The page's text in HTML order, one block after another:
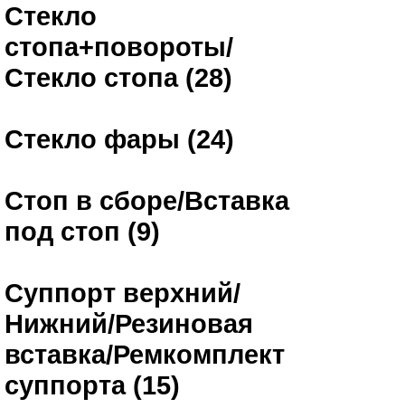
Стекло
стопа+повороты/
Стекло стопа (28)
Стекло фары (24)
Стоп в сборе/Вставка
под стоп (9)
Суппорт верхний/
Нижний/Резиновая
вставка/Ремкомплект
суппорта (15)